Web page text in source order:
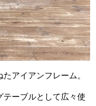
アイアンフレーム。
ーブルとして広々使